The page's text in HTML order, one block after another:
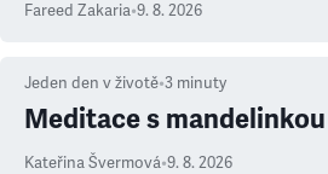
Fareed Zakaria•9. 8. 2026
Jeden den v životě•3 minuty
Meditace s mandelinkou
Kateřina Švermová•9. 8. 2026